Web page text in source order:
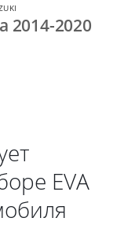
2014-2020
EVA